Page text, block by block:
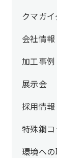
クマガ
会社情報
加工事例
展示会
採用情報
特殊鋼
環境へ